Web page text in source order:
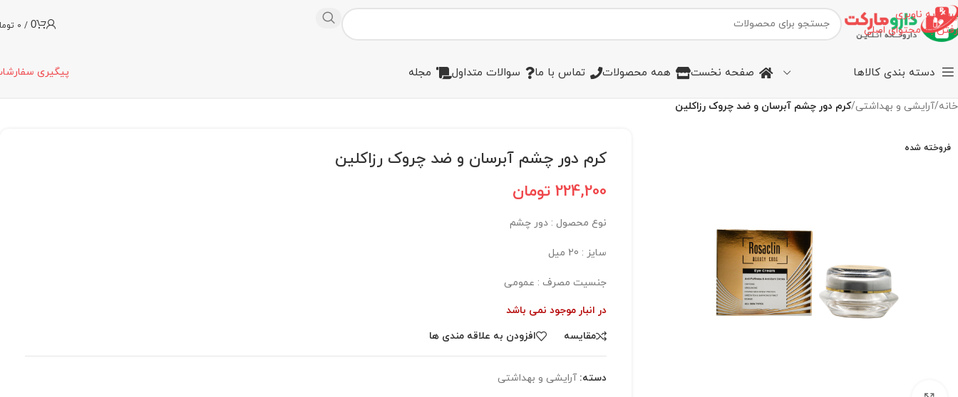
پرش به ناوبری
رفتن به محتوای اصلی
0
/
0
دسته بندی کالاها صفحه نخست همه محصولات تماس با ما سوالات متداول مجله پیگیری
خانه/آرایشی و بهداشتی/کرم دور چشم آبرسان و ضد چروک رزاکلین
فروخته شده
کرم دور چشم آبرسان و ضد چروک رزاکلین
224,200 تومان
نوع محصول : دور چشم
سایز : 20 میل
جنسیت مصرف : عمومی
در انبار موجود نمی باشد
مقایسه
افزودن به علاقه مندی ها
دسته: آرایشی و بهداشتی